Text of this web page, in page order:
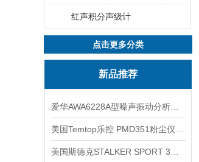
红声积分声级计
点击更多分类
新品推荐